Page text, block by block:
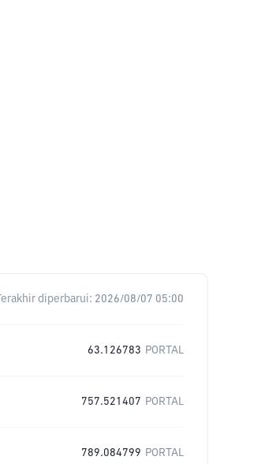
Terakhir diperbarui: 2026/08/07 05:00
63.126783 PORTAL
757.521407 PORTAL
789.084799 PORTAL